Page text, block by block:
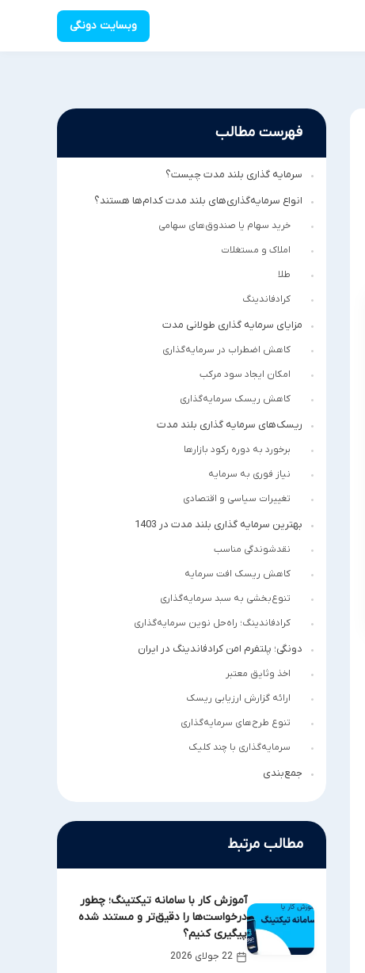
وبسایت دونگی
فهرست مطالب
سرمایه گذاری بلند مدت چیست؟
انواع سرمایه‌گذاری‌های بلند مدت کدام‌ها هستند؟
خرید سهام یا صندوق‌های سهامی
املاک و مستغلات
طلا
کرادفاندینگ
مزایای سرمایه گذاری طولانی مدت
کاهش اضطراب در سرمایه‌گذاری
امکان ایجاد سود مرکب
کاهش ریسک سرمایه‌گذاری
ریسک‌های سرمایه گذاری بلند مدت
برخورد به دوره رکود بازارها
نیاز فوری به سرمایه
تغییرات سیاسی و اقتصادی
بهترین سرمایه گذاری بلند مدت در 1403
نقدشوندگی مناسب
کاهش ریسک افت سرمایه
تنوع‌بخشی به سبد سرمایه‌گذاری
کرادفاندینگ؛ راه‌حل نوین سرمایه‌گذاری
دونگی؛ پلتفرم امن کرادفاندینگ در ایران
اخذ وثایق معتبر
ارائه گزارش ارزیابی ریسک
تنوع طرح‌های سرمایه‌گذاری
سرمایه‌گذاری با چند کلیک
جمع‌بندی
مطالب مرتبط
آموزش کار با سامانه تیکتینگ؛ چطور
درخواست‌ها را دقیق‌تر و مستند شده
پیگیری کنیم؟
22 جولای 2026